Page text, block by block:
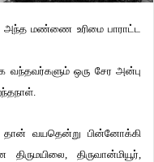
மண்ணை உரிமை பாராட்ட
வந்தவர்களும் ஒரு சேர அன்பு
வயதென்று பின்னோக்கி
திருவான்மியூர்,